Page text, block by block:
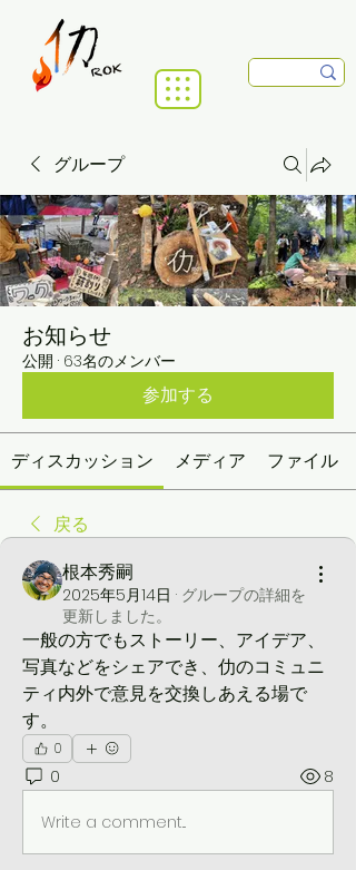
グループ
お知らせ
公開 · 63名のメンバー
参加する
ディスカッション メディア ファイル
戻る
根本秀嗣
2025年5月14日 · グループの詳細を
更新しました。
一般の方でもストーリー、アイデア、
写真などをシェアでき、仂のコミュニ
ティ内外で意見を交換しあえる場で
す。
0
0 8
Write a comment...